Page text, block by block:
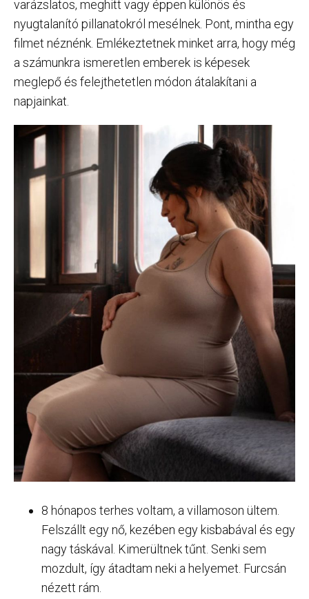
varázslatos, meghitt vagy éppen különös és
nyugtalanító pillanatokról mesélnek. Pont, mintha egy
filmet néznénk. Emlékeztetnek minket arra, hogy még
a számunkra ismeretlen emberek is képesek
meglepő és felejthetetlen módon átalakítani a
napjainkat.
8 hónapos terhes voltam, a villamoson ültem.
Felszállt egy nő, kezében egy kisbabával és egy
nagy táskával. Kimerültnek tűnt. Senki sem
mozdult, így átadtam neki a helyemet. Furcsán
nézett rám.